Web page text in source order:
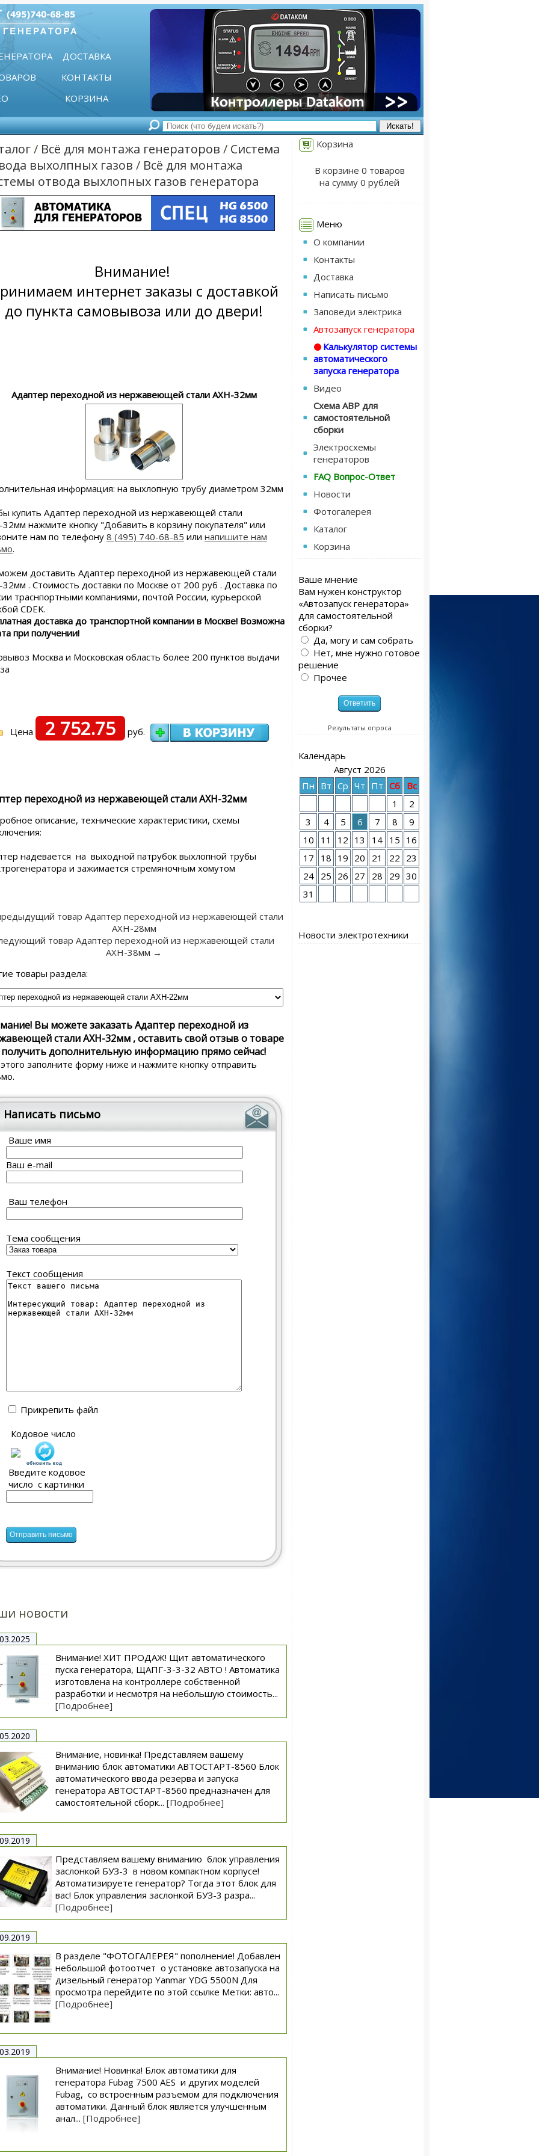
ДОСТАВКА
КОНТАКТЫ
КОРЗИНА
/ Всё для монтажа генераторов / Система
выхолпных газов / Всё для монтажа
отвода выхлопных газов генератора
Внимание!
интернет заказы с доставкой
до пункта самовывоза или до двери!
Адаптер переходной из нержавеющей стали АХН-32мм
информация: на выхлопную трубу диаметром 32мм
купить Адаптер переходной из нержавеющей стали
нажмите кнопку "Добавить в корзину покупателя" или
нам по телефону 8 (495) 740-68-85 или напишите нам
.
доставить Адаптер переходной из нержавеющей стали
. Стоимость доставки по Москве от 200 руб . Доставка по
траснпортными компаниями, почтой России, курьерской
CDEK.
доставка до транспортной компании в Москве! Возможна
при получении!
Москва и Московская область более 200 пунктов выдачи
Цена 2 752.75 руб.
переходной из нержавеющей стали АХН-32мм
описание, технические характеристики, схемы
надевается на выходной патрубок выхлопной трубы
и зажимается стремяночным хомутом
товар Адаптер переходной из нержавеющей стали
АХН-28мм
товар Адаптер переходной из нержавеющей стали
АХН-38мм →
товары раздела:
Вы можете заказать Адаптер переходной из
стали АХН-32мм , оставить свой отзыв о товаре
дополнительную информацию прямо сейчас!
заполните форму ниже и нажмите кнопку отправить
Написать письмо
Ваше имя
Ваш e-mail
Ваш телефон
Тема сообщения
Текст сообщения
Прикрепить файл
Кодовое число
Введите кодовое
число с картинки
новости
Внимание! ХИТ ПРОДАЖ! Щит автоматического
пуска генератора, ЩАПГ-3-3-32 АВТО ! Автоматика
изготовлена на контроллере собственной
разработки и несмотря на небольшую стоимость...
[Подробнее]
Внимание, новинка! Представляем вашему
вниманию блок автоматики АВТОСТАРТ-8560 Блок
автоматического ввода резерва и запуска
генератора АВТОСТАРТ-8560 предназначен для
самостоятельной сборк... [Подробнее]
Представляем вашему вниманию блок управления
заслонкой БУЗ-3 в новом компактном корпусе!
Автоматизируете генератор? Тогда этот блок для
вас! Блок управления заслонкой БУЗ-3 разра...
[Подробнее]
В разделе "ФОТОГАЛЕРЕЯ" пополнение! Добавлен
небольшой фотоотчет о установке автозапуска на
дизельный генератор Yanmar YDG 5500N Для
просмотра перейдите по этой ссылке Метки: авто...
[Подробнее]
Внимание! Новинка! Блок автоматики для
генератора Fubag 7500 AES и других моделей
Fubag, со встроенным разъемом для подключения
автоматики. Данный блок является улучшенным
анал... [Подробнее]
Корзина
В корзине 0 товаров
на сумму 0 рублей
Меню
О компании
Контакты
Доставка
Написать письмо
Заповеди электрика
Автозапуск генератора
Калькулятор системы
автоматического
запуска генератора
Видео
Схема АВР для
самостоятельной
сборки
Электросхемы
генераторов
FAQ Вопрос-Ответ
Новости
Фотогалерея
Каталог
Корзина
Ваше мнение
Вам нужен конструктор
«Автозапуск генератора»
для самостоятельной
сборки?
Да, могу и сам собрать
Нет, мне нужно готовое
решение
Прочее
Результаты опроса
Календарь
Август 2026
Пн Вт Ср Чт Пт Сб Вс
1
2
3
4 5 6 7 8
9
10
11 12 13 14 15 16
17
18 19 20 21 22 23
24
25 26 27 28 29 30
31
Новости электротехники